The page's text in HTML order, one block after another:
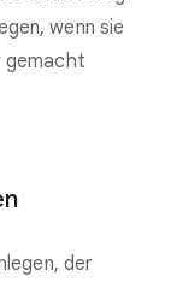
wenn sie
gemacht
der